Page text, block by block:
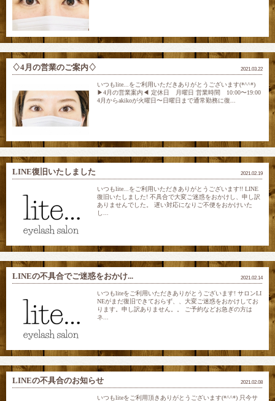
2021.03.22
♢4月の営業のご案内♢
いつもlite...をご利用いただきありがとうございます(*^^*)
▶︎4月の営業案内◀︎ 定休日 月曜日 営業時間 10:00〜19:00
4月からakikoが火曜日〜日曜日まで通常勤務に復...
2021.02.19
LINE復旧いたしました
いつもlite...をご利用いただきありがとうございます!! LINE
復旧いたしました! 不具合で大変ご迷惑をおかけし、申し訳
ありませんでした。 遅い対応になりご不便をおかけいた
し...
2021.02.14
LINEの不具合でご迷惑をおかけ...
いつもliteをご利用いただきありがとうございます! サロンLI
NEがまだ復旧できておらず、、大変ご迷惑をおかけしてお
ります。申し訳ありません。。 ご予約などお急ぎの方は
ネ...
2021.02.08
LINEの不具合のお知らせ
いつもliteをご利用頂きありがとうございます(*^^*) 只今サ